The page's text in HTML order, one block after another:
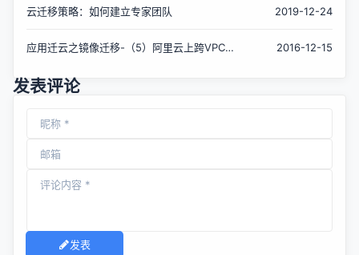
里云
云迁移策略：如何建立专家团队 2019-12-24
应用迁云之镜像迁移-（5）阿里云上跨VPC和
2016-12-15
发表评论
发表